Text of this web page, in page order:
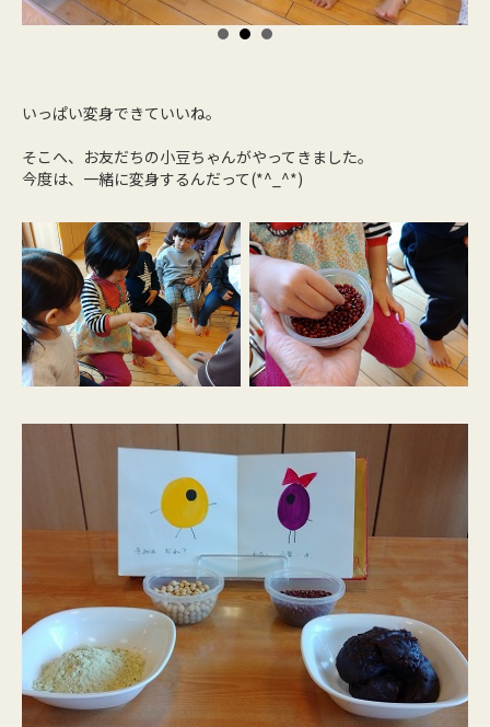
いっぱい変身できていいね。
そこへ、お友だちの小豆ちゃんがやってきました。
今度は、一緒に変身するんだって(*^_^*)